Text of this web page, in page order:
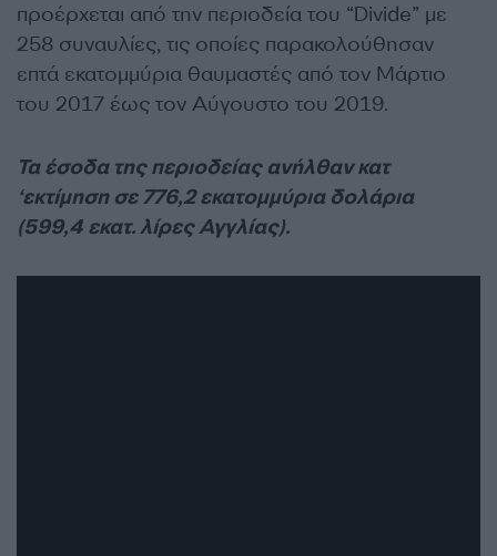
προέρχεται από την περιοδεία του “Divide” με
258 συναυλίες, τις οποίες παρακολούθησαν
επτά εκατομμύρια θαυμαστές από τον Μάρτιο
του 2017 έως τον Αύγουστο του 2019.
Τα έσοδα της περιοδείας ανήλθαν κατ
‘εκτίμηση σε 776,2 εκατομμύρια δολάρια
(599,4 εκατ. λίρες Αγγλίας).